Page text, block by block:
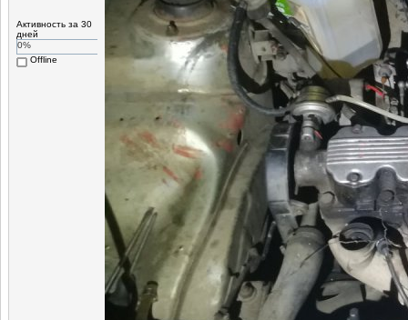
Активность за 30
дней
0%
Offline